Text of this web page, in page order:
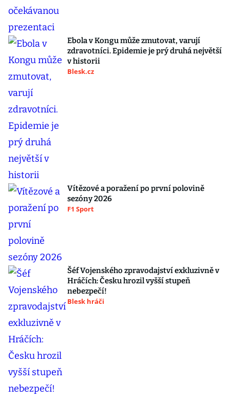
Ebola v Kongu může zmutovat, varují
zdravotníci. Epidemie je prý druhá největší
v historii
Blesk.cz
Vítězové a poražení po první polovině
sezóny 2026
F1 Sport
Šéf Vojenského zpravodajství exkluzivně v
Hráčích: Česku hrozil vyšší stupeň
nebezpečí!
Blesk hráči